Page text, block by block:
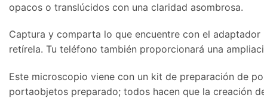
opacos o translúcidos con una claridad asombrosa.
Captura y comparta lo que encuentre con el
retírela. Tu teléfono también proporcionará una
Este microscopio viene con un kit de preparación de
portaobjetos preparado; todos hacen que la creación